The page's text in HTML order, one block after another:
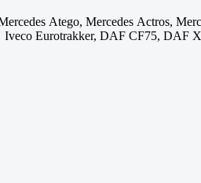
Atego, Mercedes Actros,
Iveco Eurotrakker, DAF CF75,